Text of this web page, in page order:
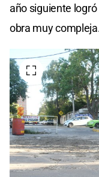
año siguiente
obra muy